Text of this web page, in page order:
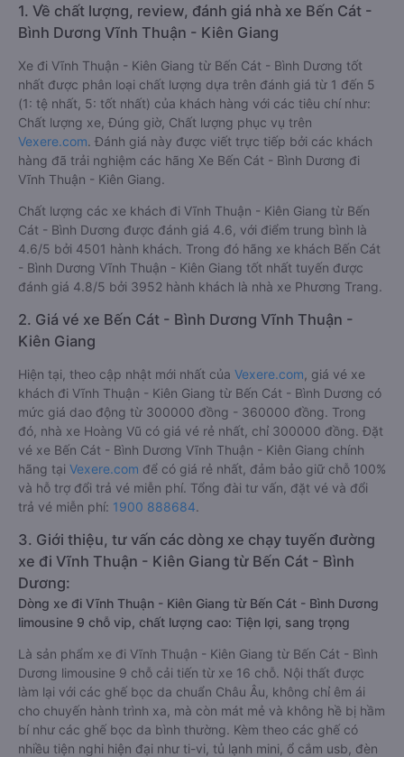
1. Về chất lượng, review, đánh giá nhà xe Bến Cát -
Bình Dương Vĩnh Thuận - Kiên Giang
Xe đi Vĩnh Thuận - Kiên Giang từ Bến Cát - Bình Dương tốt
nhất được phân loại chất lượng dựa trên đánh giá từ 1 đến 5
(1: tệ nhất, 5: tốt nhất) của khách hàng với các tiêu chí như:
Chất lượng xe, Đúng giờ, Chất lượng phục vụ trên
Vexere.com. Đánh giá này được viết trực tiếp bởi các khách
hàng đã trải nghiệm các hãng Xe Bến Cát - Bình Dương đi
Vĩnh Thuận - Kiên Giang.
Chất lượng các xe khách đi Vĩnh Thuận - Kiên Giang từ Bến
Cát - Bình Dương được đánh giá 4.6, với điểm trung bình là
4.6/5 bởi 4501 hành khách. Trong đó hãng xe khách Bến Cát
- Bình Dương Vĩnh Thuận - Kiên Giang tốt nhất tuyến được
đánh giá 4.8/5 bởi 3952 hành khách là nhà xe Phương Trang.
2. Giá vé xe Bến Cát - Bình Dương Vĩnh Thuận -
Kiên Giang
Hiện tại, theo cập nhật mới nhất của Vexere.com , giá vé xe
khách đi Vĩnh Thuận - Kiên Giang từ Bến Cát - Bình Dương có
mức giá dao động từ 300000 đồng - 360000 đồng. Trong
đó, nhà xe Hoàng Vũ có giá vé rẻ nhất, chỉ 300000 đồng. Đặt
vé xe Bến Cát - Bình Dương Vĩnh Thuận - Kiên Giang chính
hãng tại Vexere.com để có giá rẻ nhất, đảm bảo giữ chỗ 100%
và hỗ trợ đổi trả vé miễn phí. Tổng đài tư vấn, đặt vé và đổi
trả vé miễn phí: 1900 888684.
3. Giới thiệu, tư vấn các dòng xe chạy tuyến đường
xe đi Vĩnh Thuận - Kiên Giang từ Bến Cát - Bình
Dương:
Dòng xe đi Vĩnh Thuận - Kiên Giang từ Bến Cát - Bình Dương
limousine 9 chỗ vip, chất lượng cao: Tiện lợi, sang trọng
Là sản phẩm xe đi Vĩnh Thuận - Kiên Giang từ Bến Cát - Bình
Dương limousine 9 chỗ cải tiến từ xe 16 chỗ. Nội thất được
làm lại với các ghế bọc da chuẩn Châu Âu, không chỉ êm ái
cho chuyến hành trình xa, mà còn mát mẻ và không hề bị hầm
bí như các ghế bọc da bình thường. Kèm theo các ghế có
nhiều tiện nghi hiện đại như ti-vi, tủ lạnh mini, ổ cắm usb, đèn